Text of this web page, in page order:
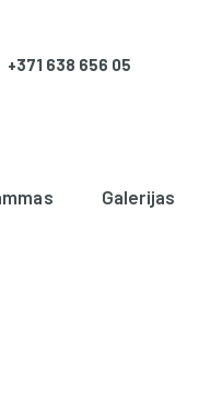
+371 638 656 05
Galerijas